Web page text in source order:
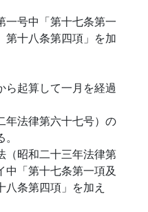
一号中「第十七条第一
第十八条第四項」を加
ら起算して一月を経過
年法律第六十七号）の
（昭和二十三年法律第
「第十七条第一項及
条第四項」を加え